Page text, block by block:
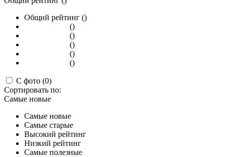
Общий рейтинг ()
()
()
()
()
()
С фото (0)
Сортировать по:
Самые новые
Самые новые
Самые старые
Высокий рейтинг
Низкий рейтинг
Самые полезные